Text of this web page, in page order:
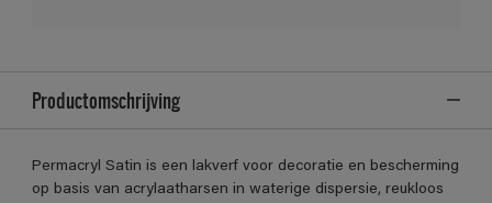
Productomschrijving
Permacryl Satin is een lakverf voor decoratie en bescherming
op basis van acrylaatharsen in waterige dispersie, reukloos